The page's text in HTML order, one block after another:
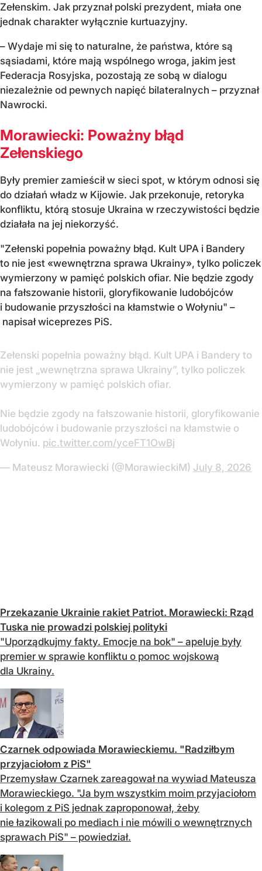
Zełenskim. Jak przyznał polski prezydent, miała one
jednak charakter wyłącznie kurtuazyjny.
– Wydaje mi się to naturalne, że państwa, które są
sąsiadami, które mają wspólnego wroga, jakim jest
Federacja Rosyjska, pozostają ze sobą w dialogu
niezależnie od pewnych napięć bilateralnych – przyznał
Nawrocki.
Morawiecki: Poważny błąd
Zełenskiego
Były premier zamieścił w sieci spot, w którym odnosi się
do działań władz w Kijowie. Jak przekonuje, retoryka
konfliktu, którą stosuje Ukraina w rzeczywistości będzie
działała na jej niekorzyść.
"Zełenski popełnia poważny błąd. Kult UPA i Bandery
to nie jest «wewnętrzna sprawa Ukrainy», tylko policzek
wymierzony w pamięć polskich ofiar. Nie będzie zgody
na fałszowanie historii, gloryfikowanie ludobójców
i budowanie przyszłości na kłamstwie o Wołyniu" –
napisał wiceprezes PiS.
Zełenski popełnia poważny błąd. Kult UPA i Bandery to
nie jest „wewnętrzna sprawa Ukrainy”, tylko policzek
wymierzony w pamięć polskich ofiar.
Nie będzie zgody na fałszowanie historii, gloryfikowanie
ludobójców i budowanie przyszłości na kłamstwie o
Wołyniu. pic.twitter.com/yceFT1OwBj
— Mateusz Morawiecki (@MorawieckiM) July 8, 2026
Przekazanie Ukrainie rakiet Patriot. Morawiecki: Rząd
Tuska nie prowadzi polskiej polityki
"Uporządkujmy fakty. Emocje na bok" – apeluje były
premier w sprawie konfliktu o pomoc wojskową
dla Ukrainy.
Czarnek odpowiada Morawieckiemu. "Radziłbym
przyjaciołom z PiS"
Przemysław Czarnek zareagował na wywiad Mateusza
Morawieckiego. "Ja bym wszystkim moim przyjaciołom
i kolegom z PiS jednak zaproponował, żeby
nie łazikowali po mediach i nie mówili o wewnętrznych
sprawach PiS" – powiedział.